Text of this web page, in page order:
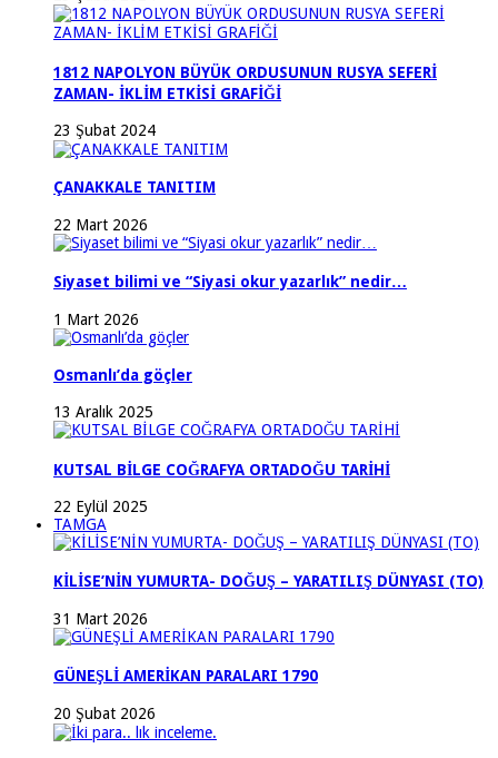
1812 NAPOLYON BÜYÜK ORDUSUNUN RUSYA SEFERİ
ZAMAN- İKLİM ETKİSİ GRAFİĞİ
23 Şubat 2024
ÇANAKKALE TANITIM
22 Mart 2026
Siyaset bilimi ve “Siyasi okur yazarlık” nedir…
1 Mart 2026
Osmanlı’da göçler
13 Aralık 2025
KUTSAL BİLGE COĞRAFYA ORTADOĞU TARİHİ
22 Eylül 2025
TAMGA
KİLİSE’NİN YUMURTA- DOĞUŞ – YARATILIŞ DÜNYASI (TO)
31 Mart 2026
GÜNEŞLİ AMERİKAN PARALARI 1790
20 Şubat 2026